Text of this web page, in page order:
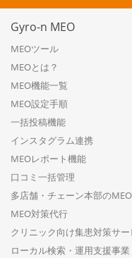
Gyro-n MEO
MEOツール
MEOとは？
MEO機能一覧
MEO設定手順
一括投稿機能
インスタグラム連携
MEOレポート機能
口コミ一括管理
多店舗・チェーン本部のMEO
MEO対策代行
クリニック向け集患対策サー
ローカル検索・運用支援事